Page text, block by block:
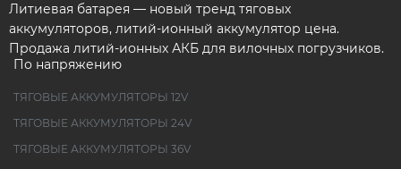
Литиевая батарея — новый тренд тяговых
аккумуляторов, литий-ионный аккумулятор цена.
Продажа литий-ионных АКБ для вилочных погрузчиков.
По напряжению
ТЯГОВЫЕ АККУМУЛЯТОРЫ 12V
ТЯГОВЫЕ АККУМУЛЯТОРЫ 24V
ТЯГОВЫЕ АККУМУЛЯТОРЫ 36V